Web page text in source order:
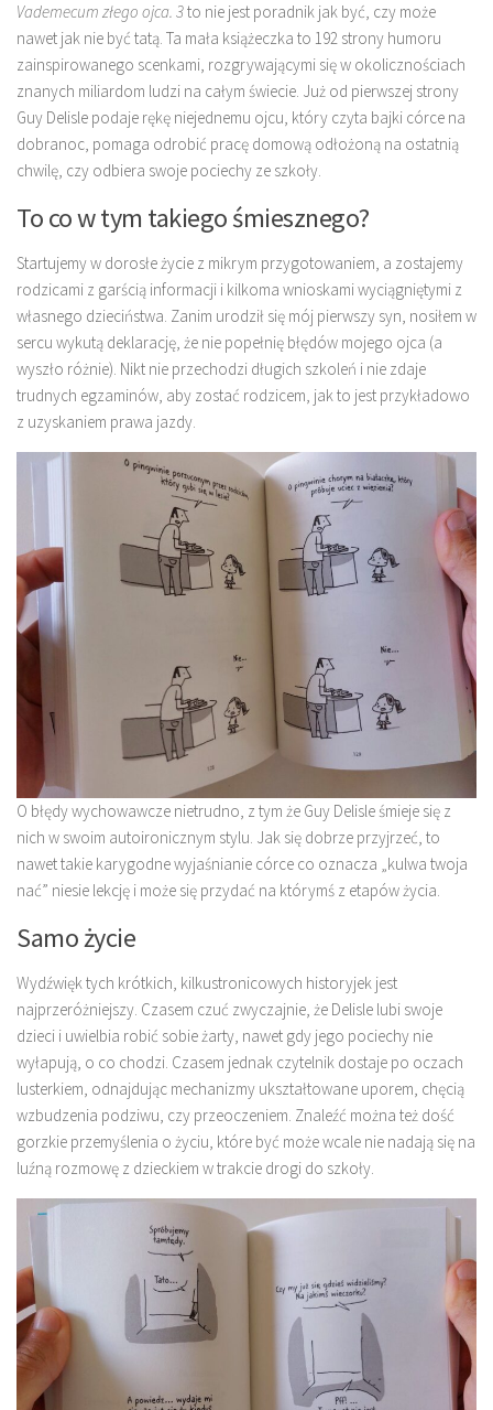
Vademecum złego ojca. 3to nie jest poradnik jak być, czy może
nawet jak nie być tatą. Ta mała książeczka to 192 strony humoru
zainspirowanego scenkami, rozgrywającymi się w okolicznościach
znanych miliardom ludzi na całym świecie. Już od pierwszej strony
Guy Delisle podaje rękę niejednemu ojcu, który czyta bajki córce na
dobranoc, pomaga odrobić pracę domową odłożoną na ostatnią
chwilę, czy odbiera swoje pociechy ze szkoły.
To co w tym takiego śmiesznego?
Startujemy w dorosłe życie z mikrym przygotowaniem, a zostajemy
rodzicami z garścią informacji i kilkoma wnioskami wyciągniętymi z
własnego dzieciństwa. Zanim urodził się mój pierwszy syn, nosiłem w
sercu wykutą deklarację, że nie popełnię błędów mojego ojca (a
wyszło różnie). Nikt nie przechodzi długich szkoleń i nie zdaje
trudnych egzaminów, aby zostać rodzicem, jak to jest przykładowo
z uzyskaniem prawa jazdy.
O błędy wychowawcze nietrudno, z tym że Guy Delisle śmieje się z
nich w swoim autoironicznym stylu. Jak się dobrze przyjrzeć, to
nawet takie karygodne wyjaśnianie córce co oznacza „kulwa twoja
nać” niesie lekcję i może się przydać na którymś z etapów życia.
Samo życie
Wydźwięk tych krótkich, kilkustronicowych historyjek jest
najprzeróżniejszy. Czasem czuć zwyczajnie, że Delisle lubi swoje
dzieci i uwielbia robić sobie żarty, nawet gdy jego pociechy nie
wyłapują, o co chodzi. Czasem jednak czytelnik dostaje po oczach
lusterkiem, odnajdując mechanizmy ukształtowane uporem, chęcią
wzbudzenia podziwu, czy przeoczeniem. Znaleźć można też dość
gorzkie przemyślenia o życiu, które być może wcale nie nadają się na
luźną rozmowę z dzieckiem w trakcie drogi do szkoły.